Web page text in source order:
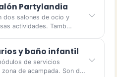
Partylandia
dos salones de ocio y
actividades. Tamb…
y baño infantil
de servicios
de acampada. Son d…